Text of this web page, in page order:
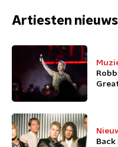
Artiesten nieuws